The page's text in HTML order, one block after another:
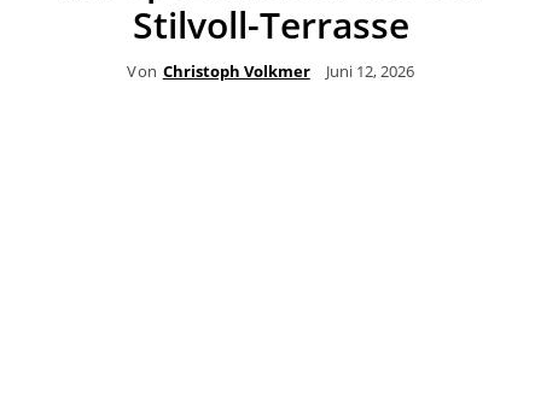
Stilvoll-Terrasse
Von Christoph Volkmer Juni 12, 2026